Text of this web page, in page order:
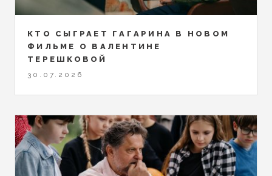
КТО СЫГРАЕТ ГАГАРИНА В НОВОМ
ФИЛЬМЕ О ВАЛЕНТИНЕ
ТЕРЕШКОВОЙ
30.07.2026